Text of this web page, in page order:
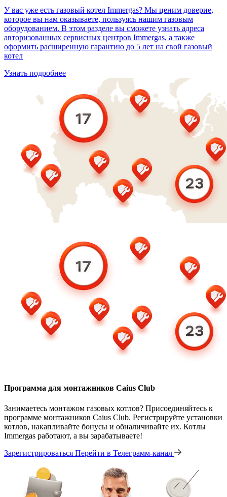
У вас уже есть газовый котел Immergas? Мы ценим доверие,
которое вы нам оказываете, пользуясь нашим газовым
оборудованием. В этом разделе вы сможете узнать адреса
авторизованных сервисных центров Immergas, а также
оформить расширенную гарантию до 5 лет на свой газовый
котел
Узнать подробнее
Программа для монтажников Caius Club
Занимаетесь монтажом газовых котлов? Присоединяйтесь к
программе монтажников Caius Club. Регистрируйте установки
котлов, накапливайте бонусы и обналичивайте их. Котлы
Immergas работают, а вы зарабатываете!
Зарегистрироваться Перейти в Телеграмм-канал